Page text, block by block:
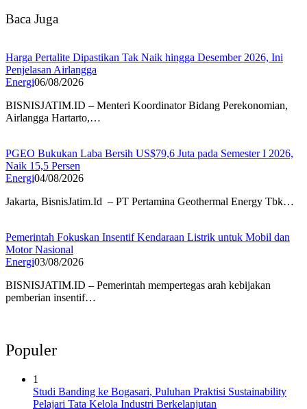
Baca Juga
Harga Pertalite Dipastikan Tak Naik hingga Desember 2026, Ini
Penjelasan Airlangga
Energi06/08/2026
BISNISJATIM.ID – Menteri Koordinator Bidang Perekonomian,
Airlangga Hartarto,…
PGEO Bukukan Laba Bersih US$79,6 Juta pada Semester I 2026,
Naik 15,5 Persen
Energi04/08/2026
Jakarta, BisnisJatim.Id – PT Pertamina Geothermal Energy Tbk…
Pemerintah Fokuskan Insentif Kendaraan Listrik untuk Mobil dan
Motor Nasional
Energi03/08/2026
BISNISJATIM.ID – Pemerintah mempertegas arah kebijakan
pemberian insentif…
Populer
1
Studi Banding ke Bogasari, Puluhan Praktisi Sustainability
Pelajari Tata Kelola Industri Berkelanjutan